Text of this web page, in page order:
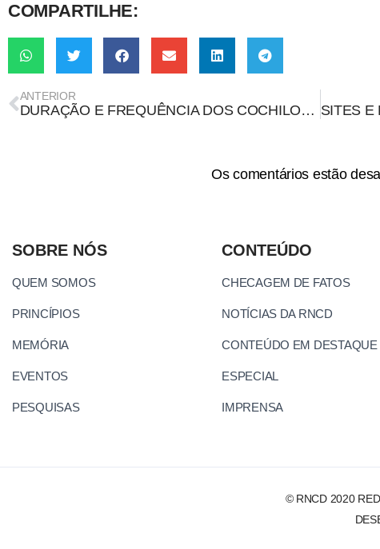
COMPARTILHE:
ANTERIOR
DURAÇÃO E FREQUÊNCIA DOS COCHILOS AFETAM APRENDIZADO DE ADOLESCENTES, APONTA ESTUDO
Os comentários estão
SOBRE NÓS
QUEM SOMOS
PRINCÍPIOS
MEMÓRIA
EVENTOS
PESQUISAS
CONTEÚDO
CHECAGEM DE FATOS
NOTÍCIAS DA RNCD
CONTEÚDO EM DESTAQUE
ESPECIAL
IMPRENSA
© RNCD 2020